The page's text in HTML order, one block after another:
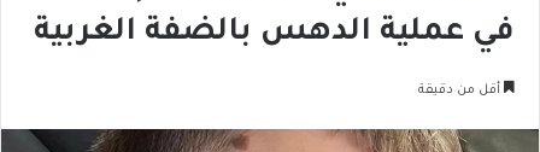
في عملية الدهس بالضفة الغربية
أقل من دقيقة